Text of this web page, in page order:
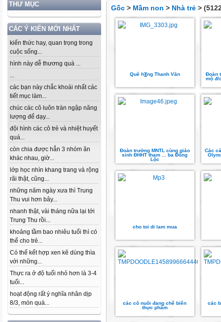
THƯ MỤC
CÁC Ý KIẾN MỚI NHẤT
kiến thức hay, quan trọng trong
cuộc sống...
hình này dễ thương quá ...
...
các bạn này chắc khoái nhất các
tiết mục làm...
chúc các cô luôn tràn ngập năng
lượng để dạy...
đội hình các cô trẻ và nhiệt huyết
quá...
còn chia được hẳn 3 nhóm ăn
khác nhau, giờ...
lớp học nhìn khang trang và rộng
rãi thật, cũng...
những năm ngày xưa thì Trung
Thu vui hơn bây...
nhanh thật, vài tháng nữa lại tới
Trung Thu rồi...
khoảng tầm bao nhiêu tuổi thì có
thể cho trẻ...
Có thể kết hợp xen kẽ dùng thìa
với những...
Thực ra ở độ tuổi nhỏ hơn là 3-4
tuổi...
hoạt động rất ý nghĩa nhân dịp
8/3, món quà...
Gốc > Mầm non > Nhà trẻ >
Quê h][ng Thanh Văn
Đoàn
mộ đ/
Đoàn trường MNTL cùng giáo
sinh ĐHHT tham ... ba Đồng
Lộc
Các
cho toi di lam mua
các cô nuôi đang chế biến
thực phẩm
các